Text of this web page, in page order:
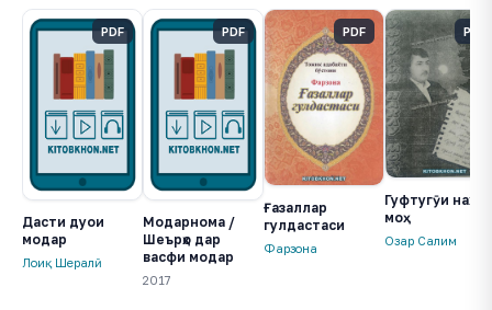
PDF
Дасти дуои
модар
Лоиқ Шералӣ
PDF
Модарнома /
Шеърҳо дар
васфи модар
2017
PDF
Ғазаллар
гулдастаси
Фарзона
PDF
Гуфтугӯи нахлу
моҳ
Озар Салим